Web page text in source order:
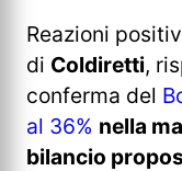
Reazioni
di Coldiretti,
conferma del
al 36% nella
bilancio